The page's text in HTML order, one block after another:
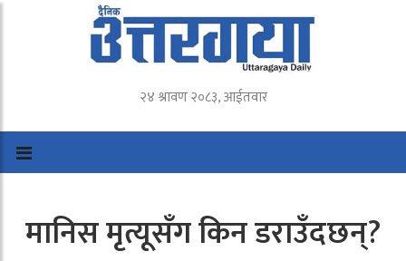
२४ श्रावण २०८३, आईतवार
मानिस मृत्यूसँग किन डराउँदछन्?